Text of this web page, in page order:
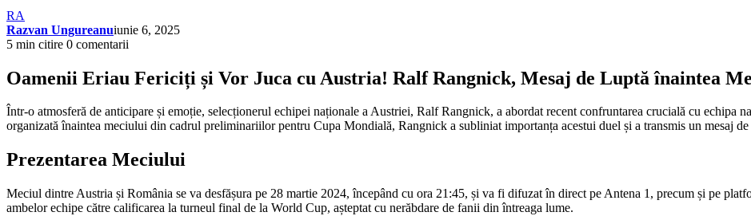
RA
Razvan Ungureanuiunie 6, 2025
5 min citire 0 comentarii
Oamenii Eriau Fericiți și Vor Juca cu Austria! Ralf Rangnick, Mesaj de Luptă înaintea
Într-o atmosferă de anticipare și emoție, selecționerul echipei naționale a Austriei, Ralf Rangnick, a abordat recent confruntarea crucială cu echipa
organizată înaintea meciului din cadrul preliminariilor pentru Cupa Mondială, Rangnick a subliniat importanța acestui duel și a transmis un mesaj
Prezentarea Meciului
Meciul dintre Austria și România se va desfășura pe 28 martie 2024, începând cu ora 21:45, și va fi difuzat în direct pe Antena 1, precum și pe
ambelor echipe către calificarea la turneul final de la World Cup, așteptat cu nerăbdare de fanii din întreaga lume.